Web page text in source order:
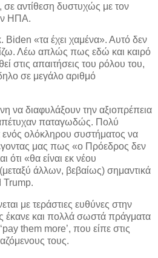
σε αντίθεση δυστυχώς με τον
ΗΠΑ.
«τα έχει χαμένα». Αυτό δεν
Λέω απλώς πως εδώ και καιρό
στις απαιτήσεις του ρόλου του,
σε μεγάλο αριθμό
να διαφυλάξουν την αξιοπρέπεια
παταγωδώς. Πολύ
ολόκληρου συστήματος να
μας πως «ο Πρόεδρος δεν
ότι «θα είναι εκ νέου
άλλων, βεβαίως) σημαντικά
Trump.
με τεράστιες ευθύνες στην
έκανε και πολλά σωστά πράγματα
them more’, που είπε στις
τους.